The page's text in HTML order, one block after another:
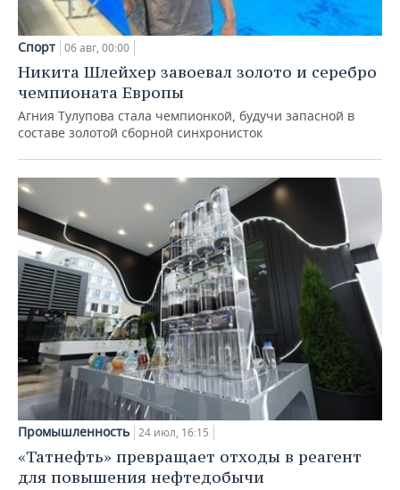
Спорт 06 авг, 00:00
Никита Шлейхер завоевал золото и серебро
чемпионата Европы
Агния Тулупова стала чемпионкой, будучи запасной в
составе золотой сборной синхронисток
Промышленность 24 июл, 16:15
«Татнефть» превращает отходы в реагент
для повышения нефтедобычи